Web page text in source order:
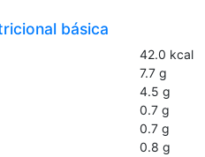
básica
42.0 kcal
7.7 g
4.5 g
0.7 g
0.7 g
0.8 g